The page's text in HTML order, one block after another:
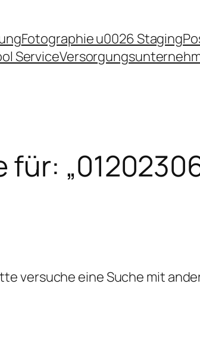
Fotographie u0026 Staging
Service
versuche eine Suche mit